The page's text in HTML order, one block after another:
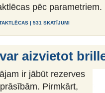
pēc parametriem.
| 531 SKATĪJUMI
aizvietot
ir jābūt rezerves
Pirmkārt,